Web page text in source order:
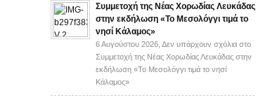
Συμμετοχή της Νέας Χορωδίας Λευκάδας
στην εκδήλωση «Το Μεσολόγγι τιμά το
νησί Κάλαμος»
6 Αυγούστου 2026, Δεν υπάρχουν σχόλια στο
Συμμετοχή της Νέας Χορωδίας Λευκάδας στην
εκδήλωση «Το Μεσολόγγι τιμά το νησί
Κάλαμος»